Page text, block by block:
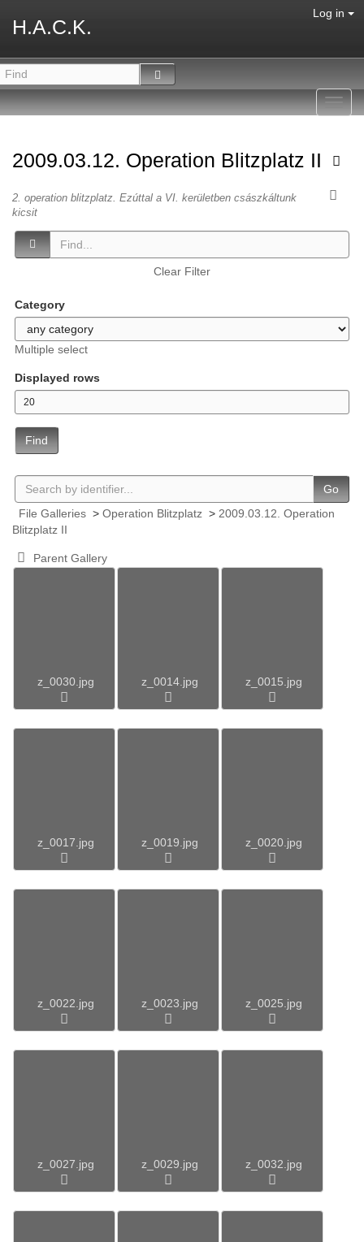
H.A.C.K.
Log in
2009.03.12. Operation Blitzplatz II
2. operation blitzplatz. Ezúttal a VI. kerületben császkáltunk
kicsit
Clear Filter
Category
Multiple select
Displayed rows
Find
Go
File Galleries > Operation Blitzplatz > 2009.03.12. Operation
Blitzplatz II
Parent Gallery
z_0030.jpg z_0014.jpg z_0015.jpg
z_0017.jpg z_0019.jpg z_0020.jpg
z_0022.jpg z_0023.jpg z_0025.jpg
z_0027.jpg z_0029.jpg z_0032.jpg